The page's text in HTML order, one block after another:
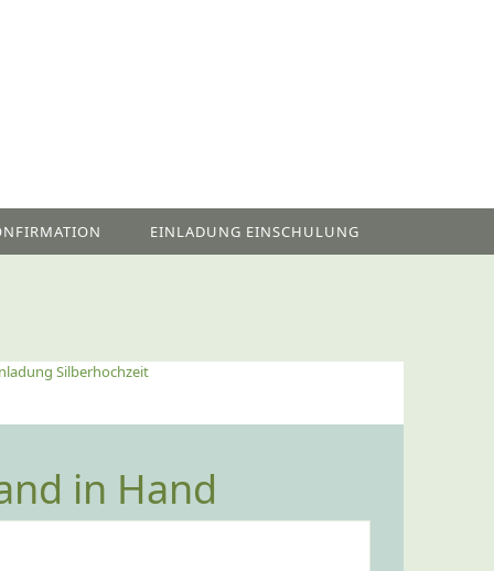
EINLADUNG EINSCHULUNG
Silberhochzeit
in Hand